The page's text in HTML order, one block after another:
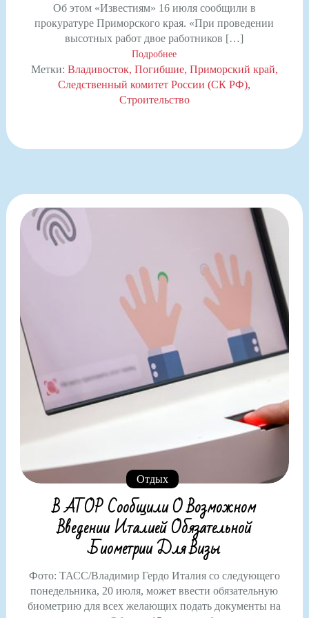
Об этом «Известиям» 16 июля сообщили в
прокуратуре Приморского края. «При проведении
высотных работ двое работников […]
Подробнее
Метки: Владивосток Погибшие Приморский край
Следственный комитет России (СК РФ)
Строительство
Отдых
В АТОР Сообщили О Возможном
Введении Италией Обязательной
Биометрии Для Визы
Фото: ТАСС/Владимир Гердо Италия со следующего
понедельника, 20 июля, может ввести обязательную
биометрию для всех желающих подать документы на